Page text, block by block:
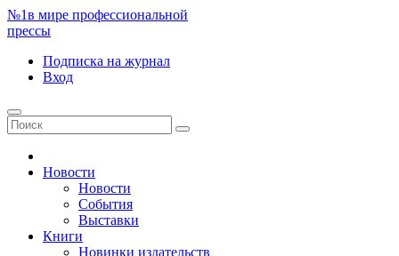
№1в мире профессиональной
прессы
Подписка на журнал
Вход
Новости
Новости
События
Выставки
Книги
Новинки издательств